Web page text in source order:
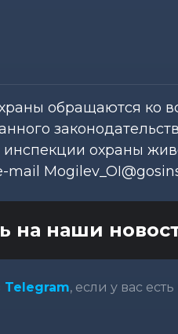
обращаются ко
охраны
mail
на наши
Telegram, если у вас